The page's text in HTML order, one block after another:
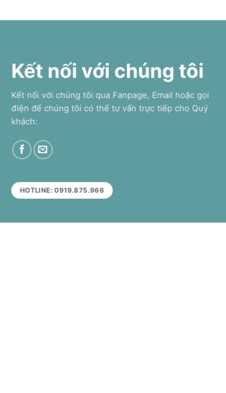
Kết nối với chúng tôi
Kết nối với chúng tôi qua Fanpage, Email hoặc gọi
điện để chúng tôi có thể tư vấn trực tiếp cho Quý
khách:
HOTLINE: 0919.875.966